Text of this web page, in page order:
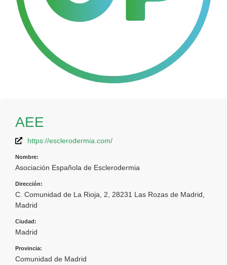
AEE
https://esclerodermia.com/
Nombre:
Asociación Española de Esclerodermia
Dirección:
C. Comunidad de La Rioja, 2, 28231 Las Rozas de Madrid,
Madrid
Ciudad:
Madrid
Provincia:
Comunidad de Madrid